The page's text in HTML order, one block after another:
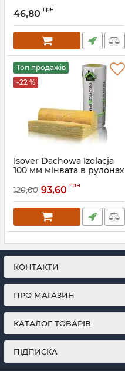
даху Ізовер
Артикул: 5901644641176
46,80 грн
Топ продажів
-22 %
Isover Dachowa Izolacja
100 мм мінвата в рулонах
120,00 93,60 грн
КОНТАКТИ
ПРО МАГАЗИН
КАТАЛОГ ТОВАРІВ
ПІДПИСКА